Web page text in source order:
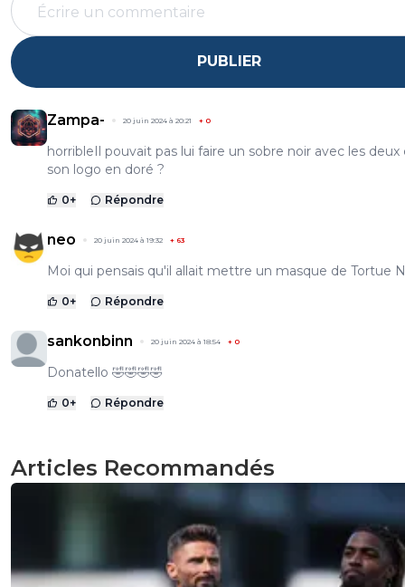
PUBLIER
Zampa- 20 juin 2024 à 20:21 + 0
horribleIl pouvait pas lui faire un sobre noir avec les deux
son logo en doré ?
0+ Répondre
neo 20 juin 2024 à 19:32 + 63
Moi qui pensais qu'il allait mettre un masque de Tortue
0+ Répondre
sankonbinn 20 juin 2024 à 18:54 + 0
Donatello 🤣🤣🤣🤣
0+ Répondre
Articles Recommandés